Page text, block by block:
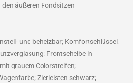
äußeren Fondsitzen
und beheizbar; Komfortschlüssel,
Frontscheibe in
grauem Colorstreifen;
Zierleisten schwarz;